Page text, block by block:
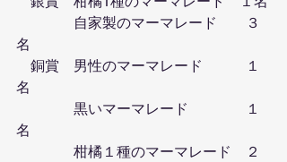
自家製のマーマレード　　３
名
銅賞　男性のマーマレード　　　１
名
黒いマーマレード　　　　１
名
柑橘１種のマーマレード　２